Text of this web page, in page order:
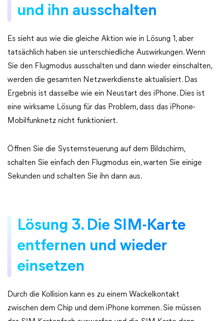
und ihn ausschalten
Es sieht aus wie die gleiche Aktion wie in Lösung 1, aber
tatsächlich haben sie unterschiedliche Auswirkungen. Wenn
Sie den Flugmodus ausschalten und dann wieder einschalten,
werden die gesamten Netzwerkdienste aktualisiert. Das
Ergebnis ist dasselbe wie ein Neustart des iPhone. Dies ist
eine wirksame Lösung für das Problem, dass das iPhone-
Mobilfunknetz nicht funktioniert.
Öffnen Sie die Systemsteuerung auf dem Bildschirm,
schalten Sie einfach den Flugmodus ein, warten Sie einige
Sekunden und schalten Sie ihn dann aus.
Lösung 3. Die SIM-Karte
entfernen und wieder
einsetzen
Durch die Kollision kann es zu einem Wackelkontakt
zwischen dem Chip und dem iPhone kommen. Sie müssen